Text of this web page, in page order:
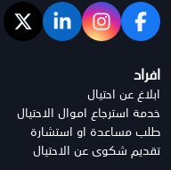
افراد
ابلاغ عن احتيال
خدمة استرجاع اموال الاحتيال
طلب مساعدة او استشارة
تقديم شكوى عن الاحتيال